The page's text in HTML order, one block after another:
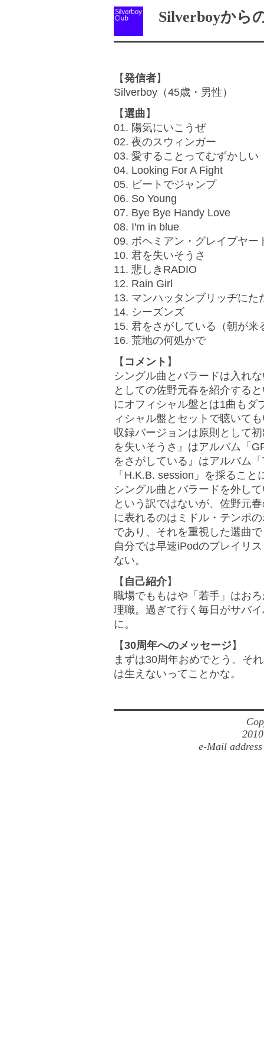
Silverboyから
【発信者】
Silverboy（45歳・男性）
【選曲 】
01. 陽気にいこうぜ
02. 夜のスウィンガー
03. 愛することってむずかしい
04. Looking For A Fight
05. ビートでジャンプ
06. So Young
07. Bye Bye Handy Love
08. I'm in blue
09. ボヘミアン・グレイブヤー
10. 君を失いそうさ
11. 悲しきRADIO
12. Rain Girl
13. マンハッタンブリッヂにた
14. シーズンズ
15. 君をさがしている（朝が来
16. 荒地の何処かで
【 コメント 】
シングル曲とバラードは入れ
としての佐野元春を紹介する
にオフィシャル盤とは1曲もダ
ィシャル盤とセットで聴いて
収録バージョンは原則として
を失いそうさ』はアルバム「
をさがしている』はアルバム
「H.K.B. session」を採ること
シングル曲とバラードを外し
という訳ではないが、佐野元
に表れるのはミドル・テンポ
であり、それを重視した選曲
自分では早速iPodのプレイリ
ない。
【 自己紹介】
職場でももはや「若手」はお
理職。過ぎて行く毎日がサバ
に。
【30周年へのメッセージ】
まずは30周年おめでとう。そ
は生えないってことかな。
e-Mail